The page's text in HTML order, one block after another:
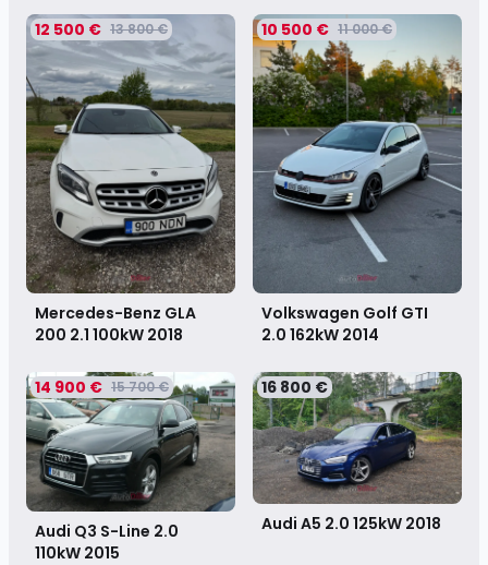
12 500 € 13 800 €
Mercedes-Benz GLA
200 2.1 100kW 2018
10 500 € 11 000 €
Volkswagen Golf GTI
2.0 162kW 2014
14 900 € 15 700 €
Audi Q3 S-Line 2.0
110kW 2015
16 800 €
Audi A5 2.0 125kW 2018